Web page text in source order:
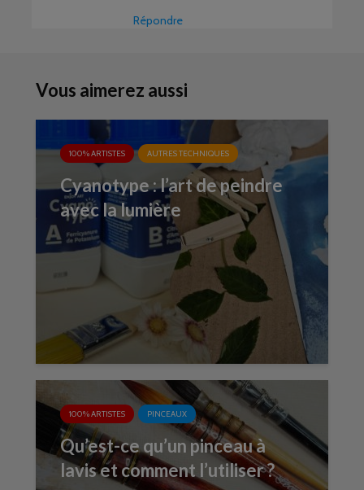
Répondre
Vous aimerez aussi
100% ARTISTES AUTRES TECHNIQUES
Cyanotype : l’art de peindre
avec la lumière
100% ARTISTES PINCEAUX
Qu’est-ce qu’un pinceau à
lavis et comment l’utiliser ?